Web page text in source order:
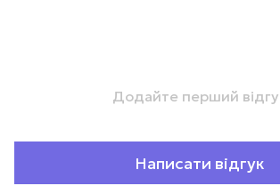
Додайте перший
Написати відгук